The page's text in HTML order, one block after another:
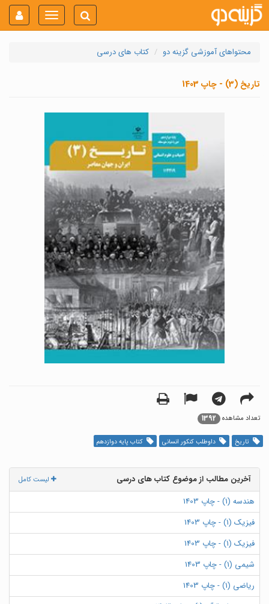
Toggle
navigation
محتواهای آموزشی گزینه دو کتاب های درسی
تاریخ (3) - چاپ 1403
تعداد مشاهده 1392
تاریخ داوطلب کنکور انسانی کتاب پایه دوازدهم
لیست کامل
آخرین مطالب از موضوع کتاب های درسی
هندسه (1) - چاپ 1403
فیزیک (1) - چاپ 1403
فیزیک (1) - چاپ 1403
شیمی (1) - چاپ 1403
ریاضی (1) - چاپ 1403